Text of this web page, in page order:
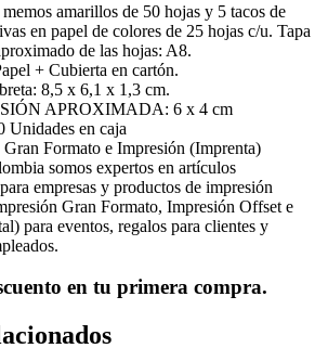
amarillos de 50 hojas y 5 tacos de
en papel de colores de 25 hojas c/u. Tapa
de las hojas: A8.
+ Cubierta en cartón.
8,5 x 6,1 x 1,3 cm.
APROXIMADA: 6 x 4 cm
en caja
Formato e Impresión (Imprenta)
somos expertos en artículos
empresas y productos de impresión
Gran Formato, Impresión Offset e
para eventos, regalos para clientes y
en tu primera compra.